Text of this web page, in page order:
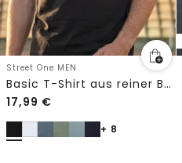
Street One MEN
Basic T-Shirt aus reiner Baumwolle
17,99 €
+ 8